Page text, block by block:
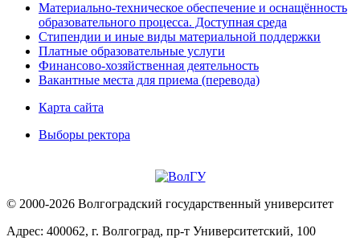
Материально-техническое обеспечение и оснащённость
образовательного процесса. Доступная среда
Стипендии и иные виды материальной поддержки
Платные образовательные услуги
Финансово-хозяйственная деятельность
Вакантные места для приема (перевода)
Карта сайта
Выборы ректора
© 2000-2026 Волгоградский государственный университет
Адрес: 400062, г. Волгоград, пр-т Университетский, 100